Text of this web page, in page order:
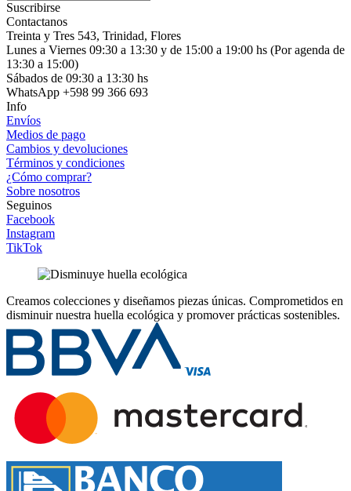
Suscribirse
Contactanos
Treinta y Tres 543, Trinidad, Flores
Lunes a Viernes 09:30 a 13:30 y de 15:00 a 19:00 hs (Por agenda de
13:30 a 15:00)
Sábados de 09:30 a 13:30 hs
WhatsApp +598 99 366 693
Info
Envíos
Medios de pago
Cambios y devoluciones
Términos y condiciones
¿Cómo comprar?
Sobre nosotros
Seguinos
Facebook
Instagram
TikTok
Creamos colecciones y diseñamos piezas únicas. Comprometidos en
disminuir nuestra huella ecológica y promover prácticas sostenibles.